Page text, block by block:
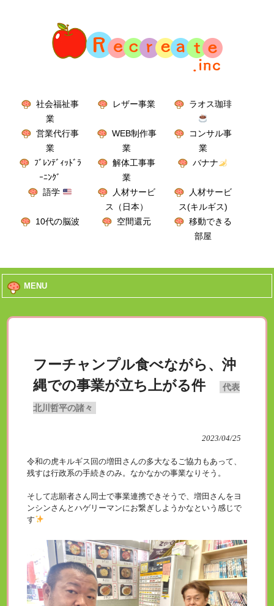
社会福祉事
業
レザー事業 ラオス珈琲
営業代行事
業
WEB制作事
業
コンサル事
業
ﾌﾞﾚﾝﾃﾞｨｯﾄﾞﾗ
ｰﾆﾝｸﾞ
解体工事事
業
バナナ
語学
人材サービ
ス（日本）
人材サービ
ス(キルギス)
10代の脳波
空間還元
移動できる
部屋
MENU
フーチャンプル食べながら、沖
縄での事業が立ち上がる件
代表
北川哲平の諸々
2023/04/25
令和の虎キルギス回の増田さんの多大なるご協力もあって、
残すは行政系の手続きのみ。なかなかの事業なりそう。
そして志願者さん同士で事業連携できそうで、増田さんをヨ
ンシンさんとハゲリーマンにお繋ぎしようかなという感じで
す